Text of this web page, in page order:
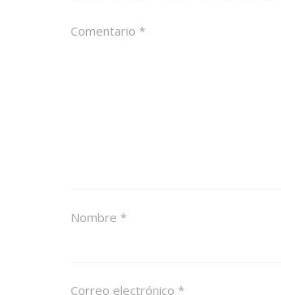
Comentario *
Nombre *
Correo electrónico *